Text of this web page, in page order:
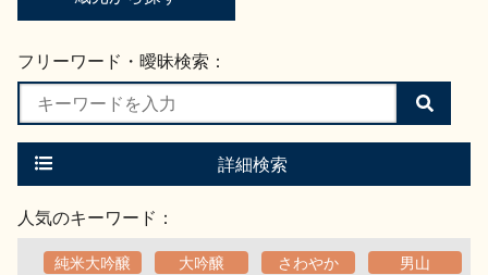
フリーワード・曖昧検索：
検
索
す
詳細検索
人気のキーワード：
純米大吟醸 大吟醸 さわやか 男山